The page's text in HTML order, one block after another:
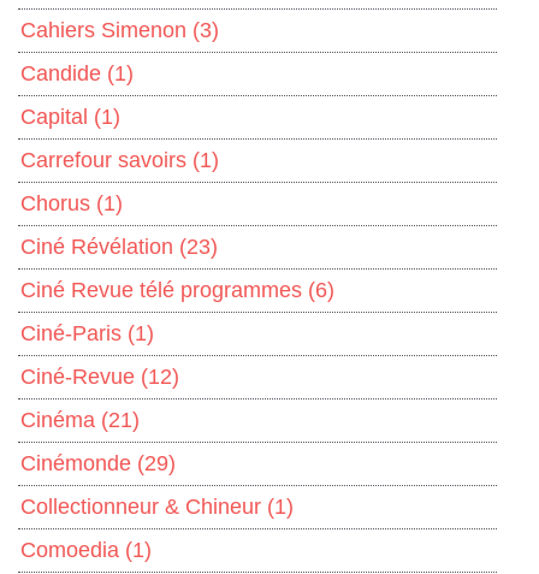
Cahiers Simenon (3)
Candide (1)
Capital (1)
Carrefour savoirs (1)
Chorus (1)
Ciné Révélation (23)
Ciné Revue télé programmes (6)
Ciné-Paris (1)
Ciné-Revue (12)
Cinéma (21)
Cinémonde (29)
Collectionneur & Chineur (1)
Comoedia (1)